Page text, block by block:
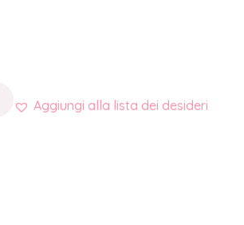
Aggiungi alla lista dei desideri